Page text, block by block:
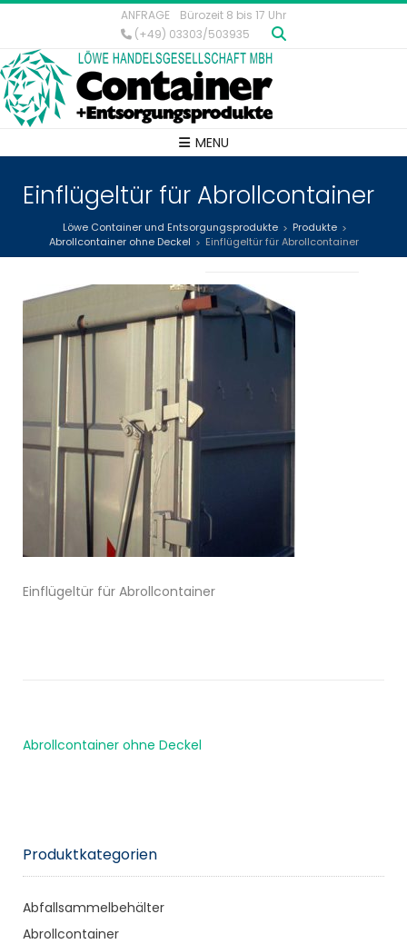
ANFRAGE
Bürozeit 8 bis 17 Uhr
(+49) 03303/503935
MENU
Einflügeltür für Abrollcontainer
Löwe Container und Entsorgungsprodukte > Produkte >
Abrollcontainer ohne Deckel > Einflügeltür für Abrollcontainer
Einflügeltür für Abrollcontainer
Abrollcontainer ohne Deckel
Produktkategorien
Abfallsammelbehälter
Abrollcontainer